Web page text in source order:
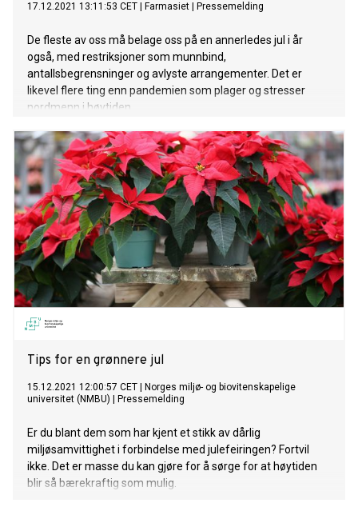
17.12.2021 13:11:53 CET Farmasiet Pressemelding
De fleste av oss må belage oss på en annerledes jul i år
også, med restriksjoner som munnbind,
antallsbegrensninger og avlyste arrangementer. Det er
likevel flere ting enn pandemien som plager og stresser
nordmenn i høytiden.
Tips for en grønnere jul
15.12.2021 12:00:57 CET
Norges miljø- og biovitenskapelige
universitet (NMBU)
Pressemelding
Er du blant dem som har kjent et stikk av dårlig
miljøsamvittighet i forbindelse med julefeiringen? Fortvil
ikke. Det er masse du kan gjøre for å sørge for at høytiden
blir så bærekraftig som mulig.